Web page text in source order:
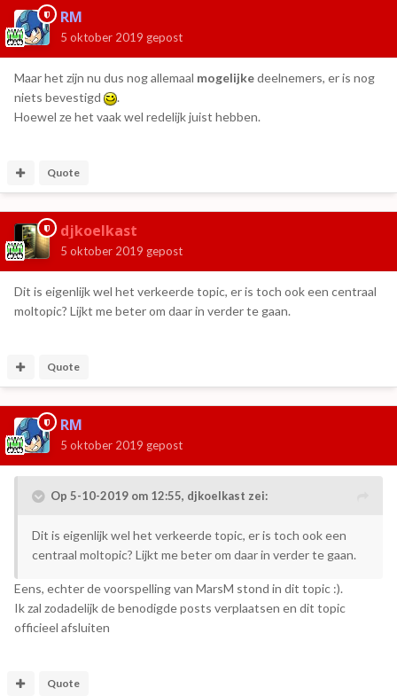
RM
5 oktober 2019 gepost
Maar het zijn nu dus nog allemaal mogelijkedeelnemers, er is nog
niets bevestigd
.
Hoewel ze het vaak wel redelijk juist hebben.
Quote
djkoelkast
5 oktober 2019 gepost
Dit is eigenlijk wel het verkeerde topic, er is toch ook een centraal
moltopic? Lijkt me beter om daar in verder te gaan.
Quote
RM
5 oktober 2019 gepost
Op 5-10-2019 om 12:55, djkoelkast zei:
Dit is eigenlijk wel het verkeerde topic, er is toch ook een
centraal moltopic? Lijkt me beter om daar in verder te gaan.
Eens, echter de voorspelling van MarsM stond in dit topic :).
Ik zal zodadelijk de benodigde posts verplaatsen en dit topic
officieel afsluiten
Quote